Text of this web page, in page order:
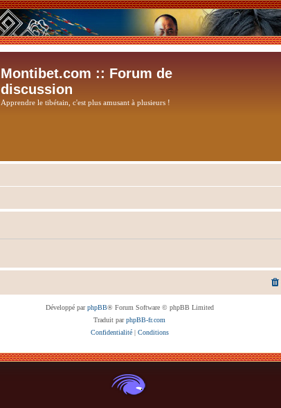
Montibet.com :: Forum de
discussion
Apprendre le tibétain, c'est plus amusant à plusieurs !
Développé parphpBB® Forum Software © phpBB Limited
Traduit parphpBB-fr.com
Confidentialité| Conditions